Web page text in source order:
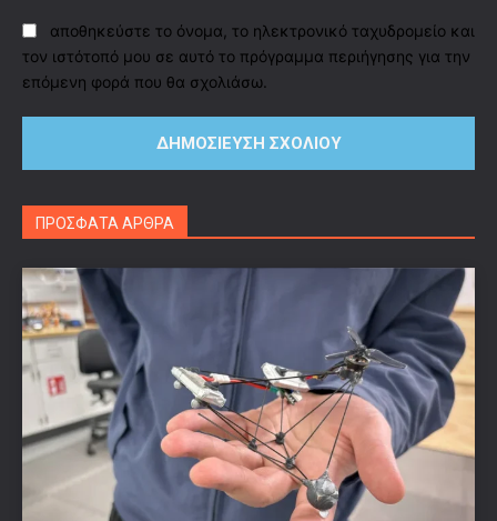
αποθηκεύστε το όνομα, το ηλεκτρονικό ταχυδρομείο και
τον ιστότοπό μου σε αυτό το πρόγραμμα περιήγησης για την
επόμενη φορά που θα σχολιάσω.
ΠΡΟΣΦΑΤΑ ΑΡΘΡΑ